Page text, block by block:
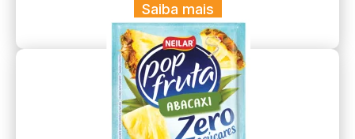
Saiba mais